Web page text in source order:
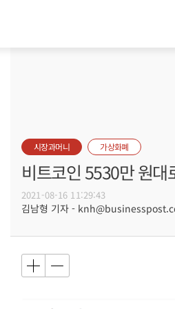
시장과머니 가상화폐
비트코인 5530만 원대
2021-08-16 11:29:43
김남형 기자 -